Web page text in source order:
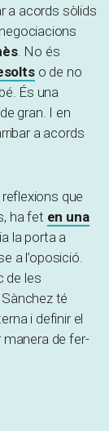
a acords sòlids
. No és
o de no
És una
gran. I en
a acords
que
ha fet en una
la porta a
a l’oposició.
de les
té
i definir el
manera de fer-